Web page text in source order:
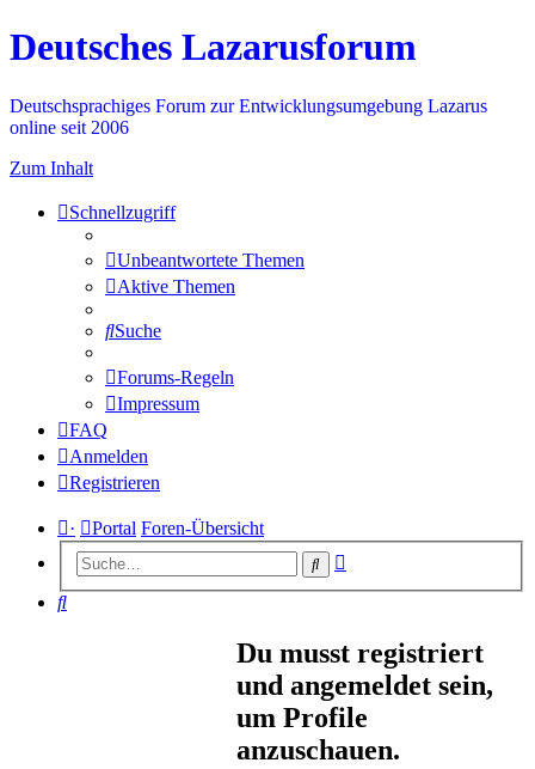
Deutsches Lazarusforum
Deutschsprachiges Forum zur Entwicklungsumgebung Lazarus
online seit 2006
Zum Inhalt
Schnellzugriff
Unbeantwortete Themen
Aktive Themen
Suche
Forums-Regeln
Impressum
FAQ
Anmelden
Registrieren
· Portal Foren-Übersicht
Suche
Suche
Du musst registriert
und angemeldet sein,
um Profile
anzuschauen.